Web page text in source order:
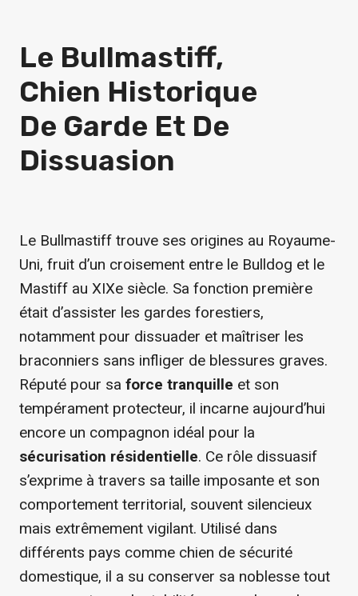
Le Bullmastiff,
Chien Historique
De Garde Et De
Dissuasion
Le Bullmastiff trouve ses origines au Royaume-
Uni, fruit d’un croisement entre le Bulldog et le
Mastiff au XIXe siècle. Sa fonction première
était d’assister les gardes forestiers,
notamment pour dissuader et maîtriser les
braconniers sans infliger de blessures graves.
Réputé pour sa force tranquille et son
tempérament protecteur, il incarne aujourd’hui
encore un compagnon idéal pour la
sécurisation résidentielle. Ce rôle dissuasif
s’exprime à travers sa taille imposante et son
comportement territorial, souvent silencieux
mais extrêmement vigilant. Utilisé dans
différents pays comme chien de sécurité
domestique, il a su conserver sa noblesse tout